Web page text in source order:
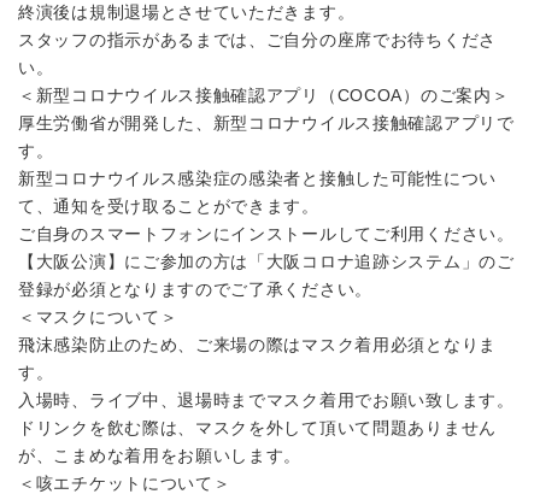
終演後は規制退場とさせていただきます。
スタッフの指示があるまでは、ご自分の座席でお待ちくださ
い。
＜新型コロナウイルス接触確認アプリ（COCOA）のご案内＞
厚生労働省が開発した、新型コロナウイルス接触確認アプリで
す。
新型コロナウイルス感染症の感染者と接触した可能性につい
て、通知を受け取ることができます。
ご自身のスマートフォンにインストールしてご利用ください。
【大阪公演】にご参加の方は「大阪コロナ追跡システム」のご
登録が必須となりますのでご了承ください。
＜マスクについて＞
飛沫感染防止のため、ご来場の際はマスク着用必須となりま
す。
入場時、ライブ中、退場時までマスク着用でお願い致します。
ドリンクを飲む際は、マスクを外して頂いて問題ありません
が、こまめな着用をお願いします。
＜咳エチケットについて＞